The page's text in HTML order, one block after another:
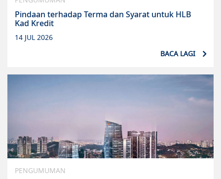
Pindaan terhadap Terma dan Syarat untuk HLB
Kad Kredit
14 JUL 2026
BACA LAGI
PENGUMUMAN